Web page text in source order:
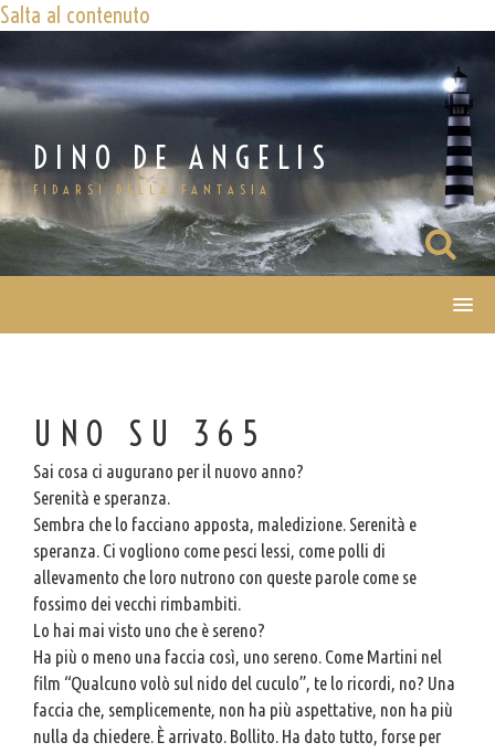
Salta al contenuto
DINO DE ANGELIS
FIDARSI DELLA FANTASIA
UNO SU 365
Sai cosa ci augurano per il nuovo anno?
Serenità e speranza.
Sembra che lo facciano apposta, maledizione. Serenità e
speranza. Ci vogliono come pesci lessi, come polli di
allevamento che loro nutrono con queste parole come se
fossimo dei vecchi rimbambiti.
Lo hai mai visto uno che è sereno?
Ha più o meno una faccia così, uno sereno. Come Martini nel
film “Qualcuno volò sul nido del cuculo”, te lo ricordi, no? Una
faccia che, semplicemente, non ha più aspettative, non ha più
nulla da chiedere. È arrivato. Bollito. Ha dato tutto, forse per